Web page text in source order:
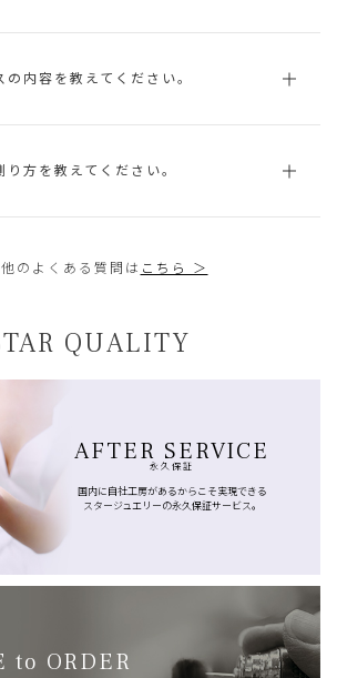
内容を教えてください。
方を教えてください。
のよくある質問は こちら ＞
QUALITY
AFTER SERVICE
永久保証
国内に自社工房があるからこそ実現できる
スタージュエリーの永久保証サービス。
to ORDER